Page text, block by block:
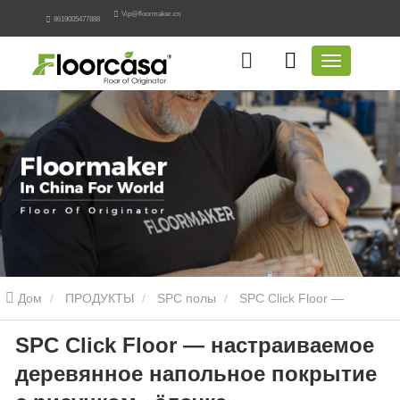
8619005477888
Vip@floormaker.cn
Дом ПРОДУКТЫ SPC полы
настраиваемое деревянное напольное покрытие с рисунком
«ёлочка»
SPC Click Floor — настраиваемое
деревянное напольное покрытие